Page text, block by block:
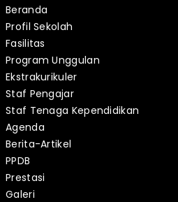
Beranda
Profil Sekolah
Fasilitas
Program Unggulan
Ekstrakurikuler
Staf Pengajar
Staf Tenaga Kependidikan
Agenda
Berita-Artikel
PPDB
Prestasi
Galeri